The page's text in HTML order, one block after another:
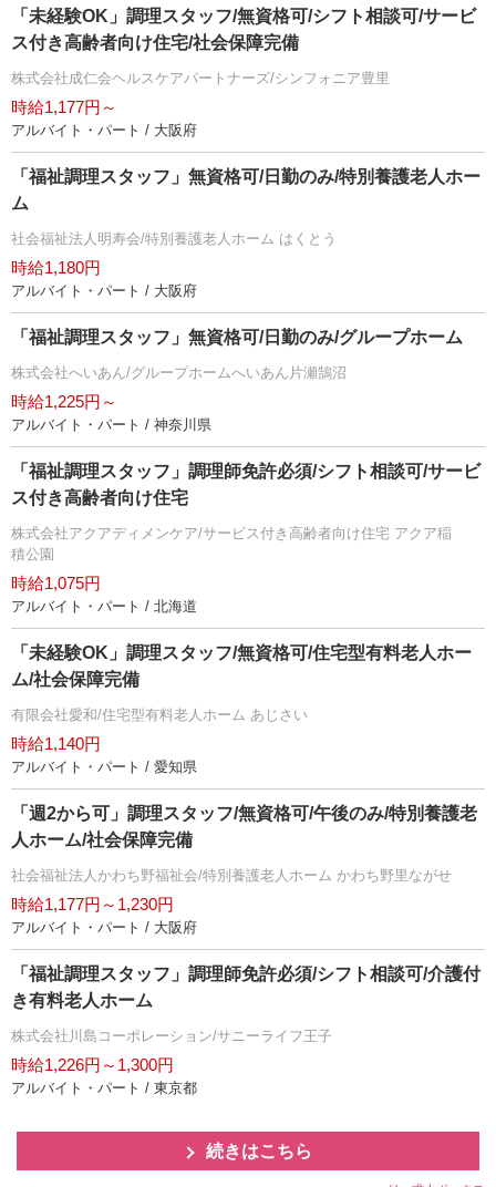
「未経験OK」調理スタッフ/無資格可/シフト相談可/サービ
ス付き高齢者向け住宅/社会保障完備
株式会社成仁会ヘルスケアパートナーズ/シンフォニア豊里
時給1,177円～
アルバイト・パート / 大阪府
「福祉調理スタッフ」無資格可/日勤のみ/特別養護老人ホー
ム
社会福祉法人明寿会/特別養護老人ホーム はくとう
時給1,180円
アルバイト・パート / 大阪府
「福祉調理スタッフ」無資格可/日勤のみ/グループホーム
株式会社へいあん/グループホームへいあん片瀬鵠沼
時給1,225円～
アルバイト・パート / 神奈川県
「福祉調理スタッフ」調理師免許必須/シフト相談可/サービ
ス付き高齢者向け住宅
株式会社アクアディメンケア/サービス付き高齢者向け住宅 アクア稲
積公園
時給1,075円
アルバイト・パート / 北海道
「未経験OK」調理スタッフ/無資格可/住宅型有料老人ホー
ム/社会保障完備
有限会社愛和/住宅型有料老人ホーム あじさい
時給1,140円
アルバイト・パート / 愛知県
「週2から可」調理スタッフ/無資格可/午後のみ/特別養護老
人ホーム/社会保障完備
社会福祉法人かわち野福祉会/特別養護老人ホーム かわち野里ながせ
時給1,177円～1,230円
アルバイト・パート / 大阪府
「福祉調理スタッフ」調理師免許必須/シフト相談可/介護付
き有料老人ホーム
株式会社川島コーポレーション/サニーライフ王子
時給1,226円～1,300円
アルバイト・パート / 東京都
続きはこちら